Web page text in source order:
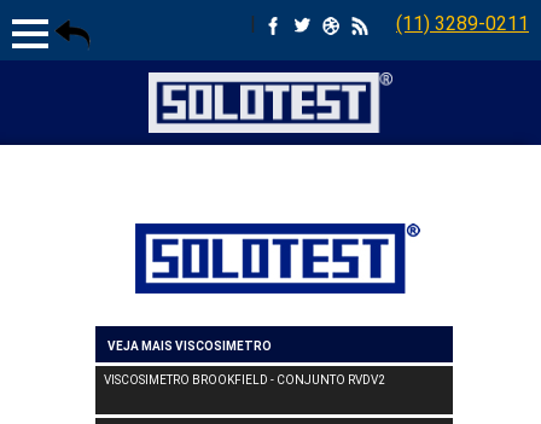
| (11) 3289-0211
VEJA MAIS VISCOSIMETRO
VISCOSIMETRO BROOKFIELD - CONJUNTO RVDV2